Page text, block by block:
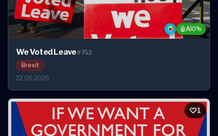
🤖AI 0%
We Voted Leave#753
Brexit
22.05.2026
1
1